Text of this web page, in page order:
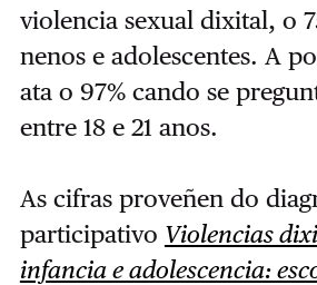
violencia sexual dixital, o
nenos e adolescentes. A
ata o 97% cando se
entre 18 e 21 anos.
As cifras proveñen do
participativo Violencias
infancia e adolescencia: